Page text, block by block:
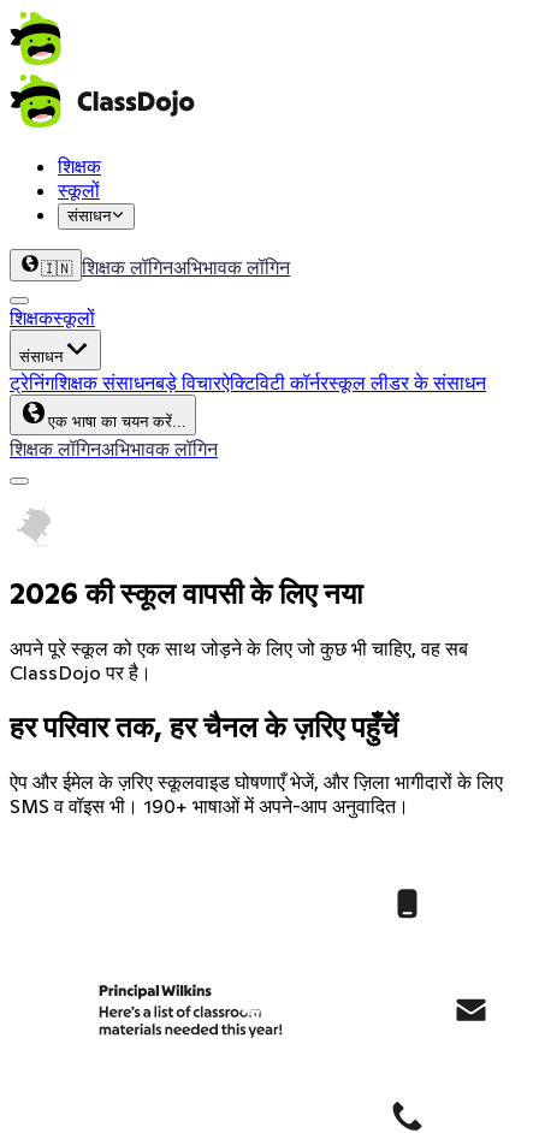
शिक्षक
स्कूलों
संसाधन
🇮🇳 शिक्षक लॉगिनअभिभावक लॉगिन
शिक्षकस्कूलों
संसाधन
ट्रेनिंगशिक्षक संसाधनबड़े विचारऐक्टिविटी कॉर्नरस्कूल लीडर के संसाधन
एक भाषा का चयन करें...
शिक्षक लॉगिनअभिभावक लॉगिन
2026 की स्कूल वापसी के लिए नया
अपने पूरे स्कूल को एक साथ जोड़ने के लिए जो कुछ भी चाहिए, वह सब
ClassDojo पर है।
हर परिवार तक, हर चैनल के ज़रिए पहुँचें
ऐप और ईमेल के ज़रिए स्कूलवाइड घोषणाएँ भेजें, और ज़िला भागीदारों के लिए
SMS व वॉइस भी। 190+ भाषाओं में अपने-आप अनुवादित।